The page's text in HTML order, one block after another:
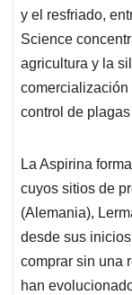
y el resfriado,
Science
agricultura y la
comercialización
control de
La Aspirina
cuyos sitios de
(Alemania),
desde sus
comprar sin una
han